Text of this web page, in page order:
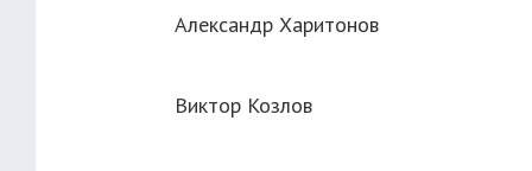
Александр Харитонов
Виктор Козлов